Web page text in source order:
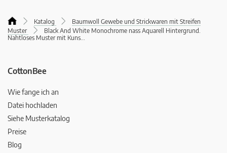
Katalog
Baumwoll Gewebe und Strickwaren mit Streifen
Muster
Black And White Monochrome nass Aquarell Hintergrund.
Nahtloses Muster mit Kuns...
CottonBee
Wie fange ich an
Datei hochladen
Siehe Musterkatalog
Preise
Blog